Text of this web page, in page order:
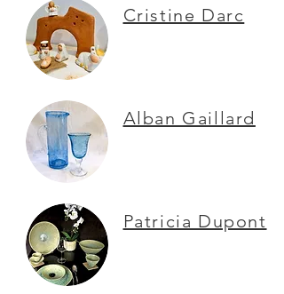
Cristine Darc
Alban Gaillard
Patricia Dupont